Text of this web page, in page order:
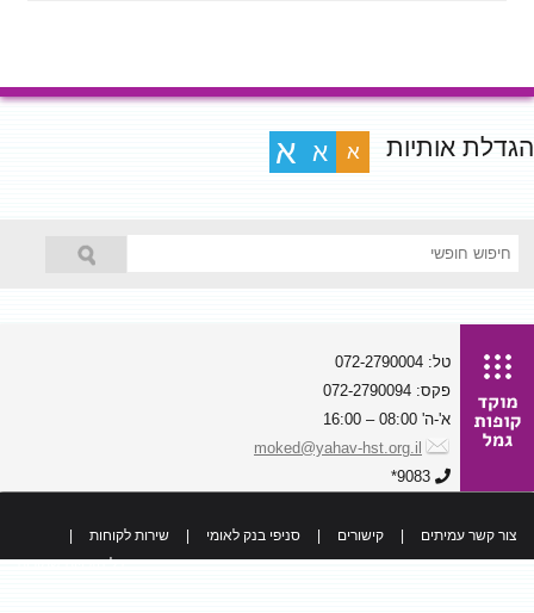
הגדלת אותיות א א א
טל: 072-2790004
פקס: 072-2790094
א'-ה' 08:00 – 16:00
moked@yahav-hst.org.il
9083*
צור קשר עמיתים קישורים סניפי בנק לאומי שירות לקוחות
כל הזכויות שמורות